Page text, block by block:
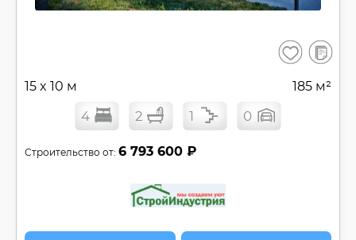
Сохранить
В
15 x 10 м 185 м²
4 2 1 0
Строительство от: 6 793 600 ₽